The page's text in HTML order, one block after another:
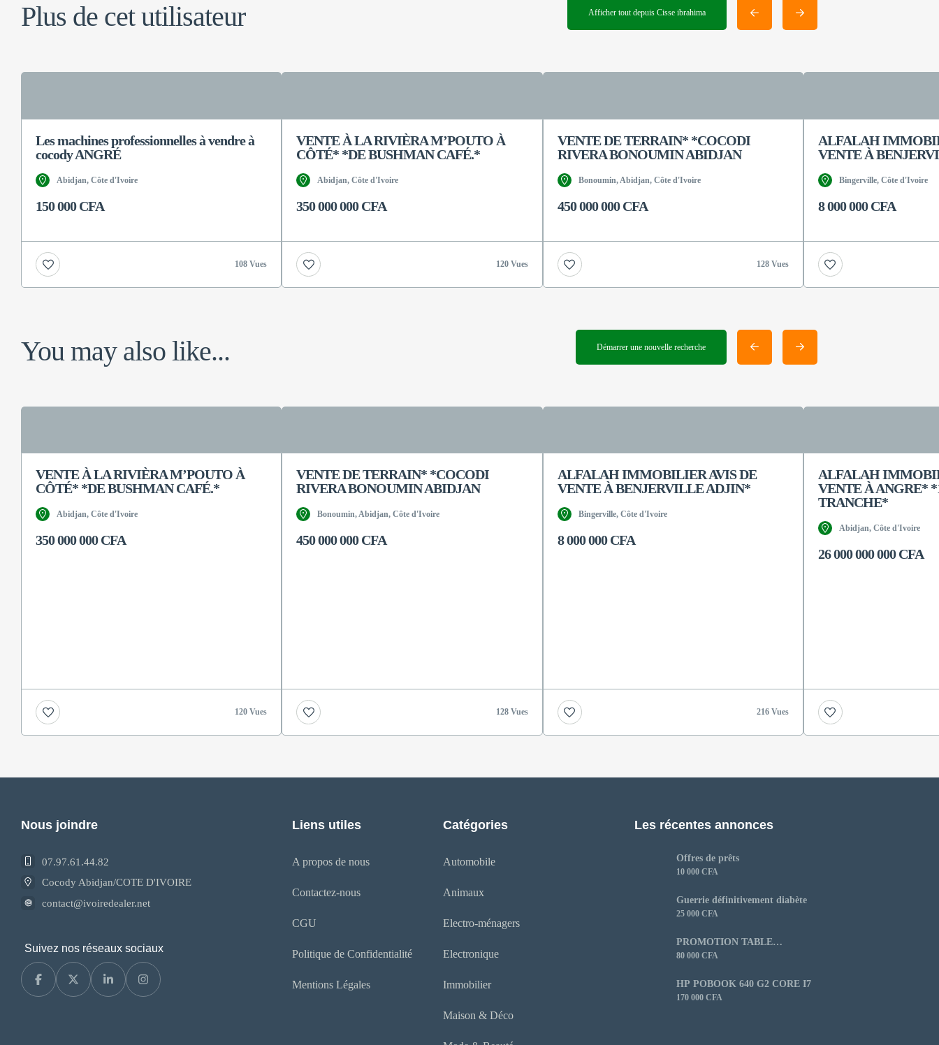
Plus de cet utilisateur Afficher tout depuis Cisse ibrahima
Les machines professionnelles à vendre à
cocody ANGRÉ
Abidjan, Côte d'Ivoire
150 000 CFA
108 Vues
VENTE À LA RIVIÈRA M’POUTO À
CÔTÉ* *DE BUSHMAN CAFÉ.*
Abidjan, Côte d'Ivoire
350 000 000 CFA
120 Vues
VENTE DE TERRAIN* *COCODI
RIVERA BONOUMIN ABIDJAN
Bonoumin, Abidjan, Côte d'Ivoire
450 000 000 CFA
128 Vues
ALFALAH
VENTE À
Bingerville, Côte d'Ivoire
8 000 000 CFA
You may also like... Démarrer une nouvelle recherche
VENTE À LA RIVIÈRA M’POUTO À
CÔTÉ* *DE BUSHMAN CAFÉ.*
Abidjan, Côte d'Ivoire
350 000 000 CFA
120 Vues
VENTE DE TERRAIN* *COCODI
RIVERA BONOUMIN ABIDJAN
Bonoumin, Abidjan, Côte d'Ivoire
450 000 000 CFA
128 Vues
ALFALAH IMMOBILIER AVIS DE
VENTE À BENJERVILLE ADJIN*
Bingerville, Côte d'Ivoire
8 000 000 CFA
216 Vues
ALFALAH
VENTE À ANGRE*
TRANCHE*
Abidjan, Côte d'Ivoire
26 000 000 000 CFA
Nous joindre
07.97.61.44.82
Cocody Abidjan/COTE D'IVOIRE
contact@ivoiredealer.net
Suivez nos réseaux sociaux
Liens utiles
A propos de nous
Contactez-nous
CGU
Politique de Confidentialité
Mentions Légales
Catégories
Automobile
Animaux
Electro-ménagers
Electronique
Immobilier
Maison & Déco
Les récentes annonces
Offres de prêts
10 000 CFA
Guerrie définitivement diabète
25 000 CFA
PROMOTION TABLE
CUISSON
80 000 CFA
HP POBOOK 640 G2 CORE I7
170 000 CFA